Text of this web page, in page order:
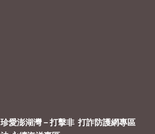
珍愛澎湖灣－打擊非 打詐防護網專區